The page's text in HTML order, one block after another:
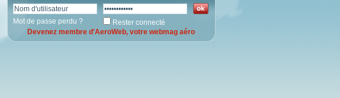
Mot de passe perdu ?
Rester connecté
Devenez membre d'AeroWeb, votre webmag aéro